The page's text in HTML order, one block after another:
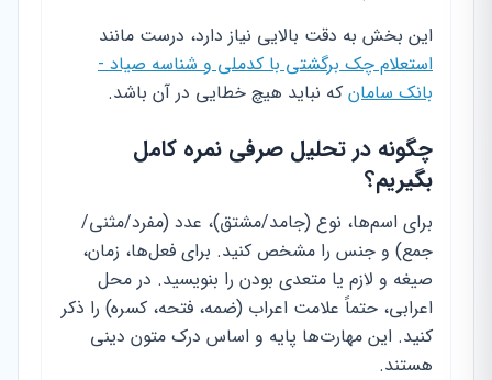
این بخش به دقت بالایی نیاز دارد، درست مانند
استعلام چک برگشتی با کدملی و شناسه صیاد -
بانک سامان که نباید هیچ خطایی در آن باشد.
چگونه در تحلیل صرفی نمره کامل
بگیریم؟
برای اسم‌ها، نوع (جامد/مشتق)، عدد (مفرد/مثنی/
جمع) و جنس را مشخص کنید. برای فعل‌ها، زمان،
صیغه و لازم یا متعدی بودن را بنویسید. در محل
اعرابی، حتماً علامت اعراب (ضمه، فتحه، کسره) را ذکر
کنید. این مهارت‌ها پایه و اساس درک متون دینی
هستند.